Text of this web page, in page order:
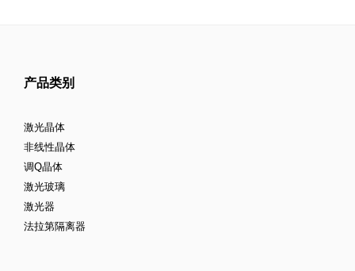
产品类别
激光晶体
非线性晶体
调Q晶体
激光玻璃
激光器
法拉第隔离器